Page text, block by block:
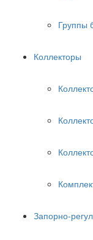
Группы
Коллекторы
Запорно-